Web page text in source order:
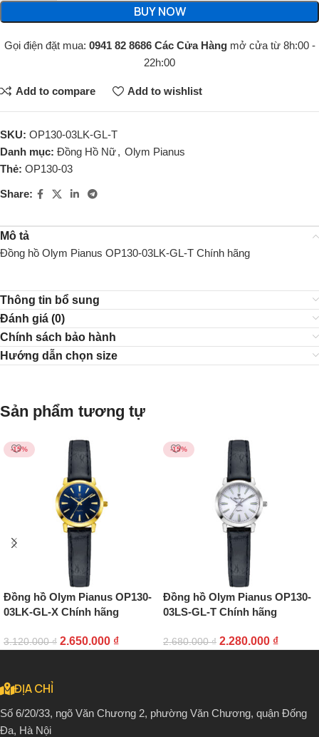
BUY NOW
Gọi điện đặt mua: 0941 82 8686 Các Cửa Hàng mở cửa từ 8h:00 -
22h:00
Add to compare Add to wishlist
SKU: OP130-03LK-GL-T
Danh mục: Đồng Hồ Nữ, Olym Pianus
Thẻ: OP130-03
Share:
Mô tả
Đồng hồ Olym Pianus OP130-03LK-GL-T Chính hãng
Thông tin bổ sung
Đánh giá (0)
Chính sách bảo hành
Hướng dẫn chọn size
Sản phẩm tương tự
-15%
Đồng hồ Olym Pianus OP130-
03LK-GL-X Chính hãng
3.120.000₫ 2.650.000 ₫
-15%
Đồng hồ Olym Pianus OP130-
03LS-GL-T Chính hãng
2.680.000₫ 2.280.000 ₫
ĐỊA CHỈ
Số 6/20/33, ngõ Văn Chương 2, phường Văn Chương, quận Đống
Đa, Hà Nội